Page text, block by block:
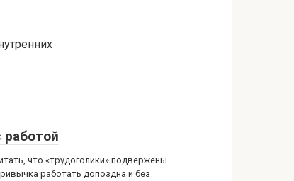
что «трудоголики» подвержены
работать допоздна и без